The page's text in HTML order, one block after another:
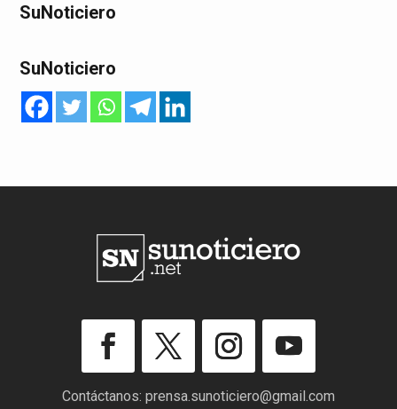
SuNoticiero
SuNoticiero
Contáctanos: prensa.sunoticiero@gmail.com